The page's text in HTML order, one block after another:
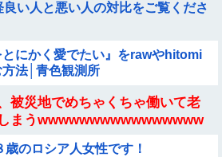
良い人と悪い人の対比をご覧くださ
にかく愛でたい』をrawやhitomi
法│青色観測所
被災地でめちゃくちゃ働いて老
まうwwwwwwwwwwwwwwww
歳のロシア人女性です！